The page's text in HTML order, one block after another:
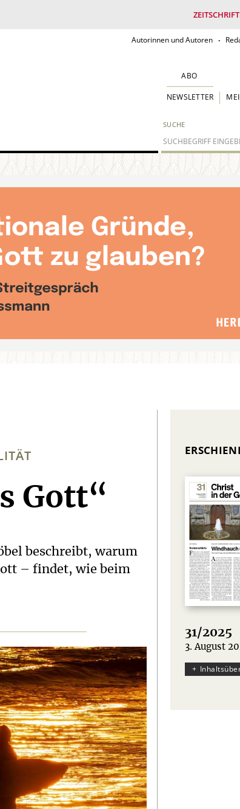
Autorinnen und Autoren
SUCHE
ABO
NEWSLETTER
Gott“
beschreibt, warum
– findet, wie beim
31/2025
:
3. August